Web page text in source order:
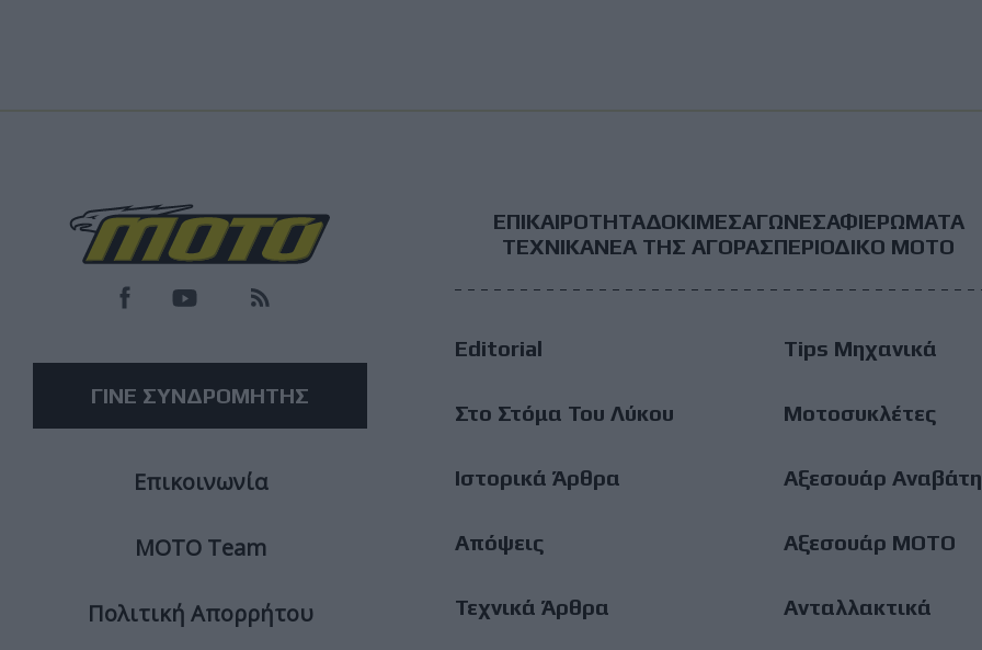
ΓΙΝΕ ΣΥΝΔΡΟΜΗΤΗΣ
Επικοινωνία
ΜΟΤΟ Team
Πολιτική Απορρήτου
Footer
Main
Menu
ΕΠΙΚΑΙΡΟΤΗΤΑΔΟΚΙΜΕΣΑΓΩΝΕΣΑΦΙΕΡΩΜΑΤΑ
ΤΕΧΝΙΚΑΝΕΑ ΤΗΣ ΑΓΟΡΑΣΠΕΡΙΟΔΙΚΟ ΜΟΤΟ
Editorial
Στο Στόμα Του Λύκου
Ιστορικά Άρθρα
Απόψεις
Τεχνικά Άρθρα
Tips Μηχανικά
Μοτοσυκλέτες
Αξεσουάρ Αναβάτη
Αξεσουάρ ΜΟΤΟ
Ανταλλακτικά